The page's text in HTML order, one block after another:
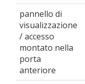
pannello di
visualizzazione
/ accesso
montato nella
porta
anteriore